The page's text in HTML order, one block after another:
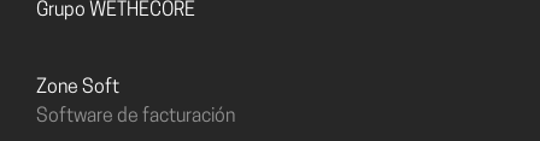
Grupo WETHECORE
Zone Soft
Software de facturación